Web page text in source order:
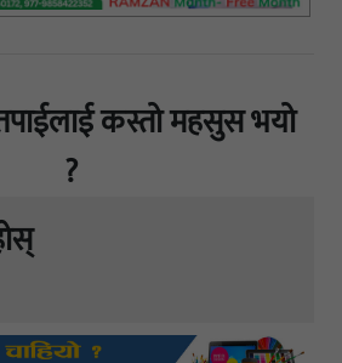
कस्तो महसुस भयो
?